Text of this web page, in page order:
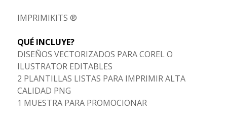
IMPRIMIKITS ®
QUÉ INCLUYE?
DISEÑOS VECTORIZADOS PARA COREL O
ILUSTRATOR EDITABLES
2 PLANTILLAS LISTAS PARA IMPRIMIR ALTA
CALIDAD PNG
1 MUESTRA PARA PROMOCIONAR